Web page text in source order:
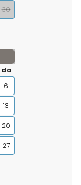
30
do
6
13
20
27